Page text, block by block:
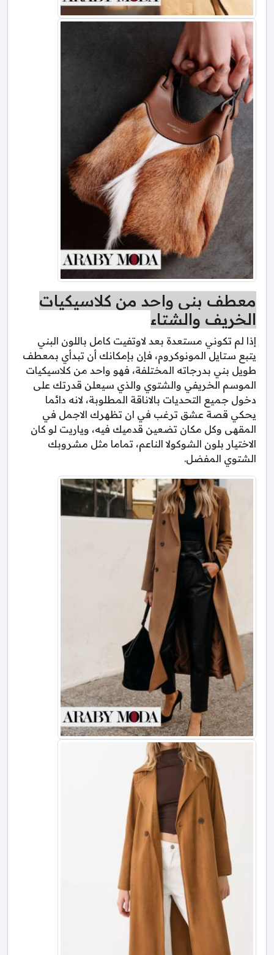
معطف بني واحد من كلاسيكيات
الخريف والشتاء
إذا لم تكوني مستعدة بعد لاوتفيت كامل باللون البني
يتبع ستايل المونوكروم، فإن بإمكانك أن تبدأي بمعطف
طويل بني بدرجاته المختلفة، فهو واحد من كلاسيكيات
الموسم الخريفي والشتوي والذي سيعلن قدرتك على
دخول جميع التحديات بالاناقة المطلوبة، لانه دائما
يحكي قصة عشق ترغب في ان تظهرك الاجمل في
المقهى وكل مكان تضعين قدميك فيه، وياريت لو كان
الاختيار بلون الشوكولا الناعم، تماما مثل مشروبك
الشتوي المفضل.